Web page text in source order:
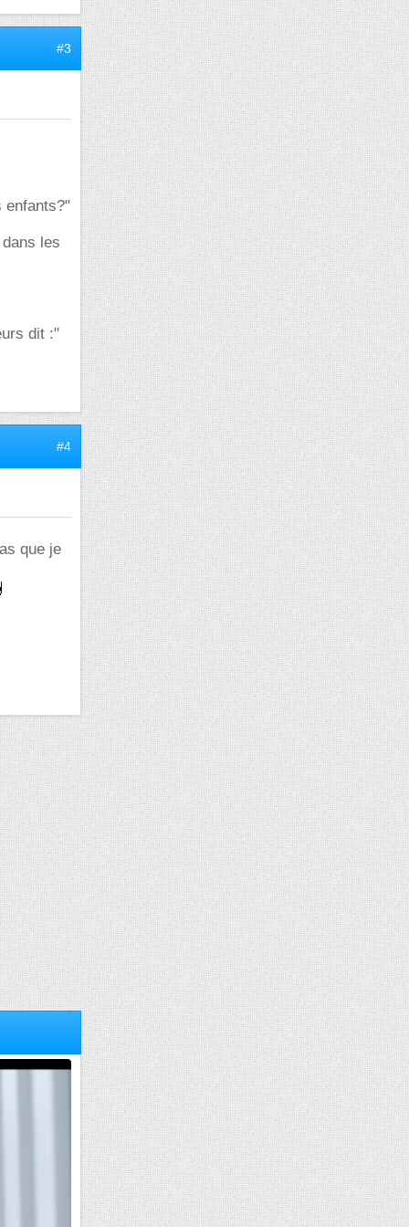
#3
enfants?"
les
dit :"
#4
que je